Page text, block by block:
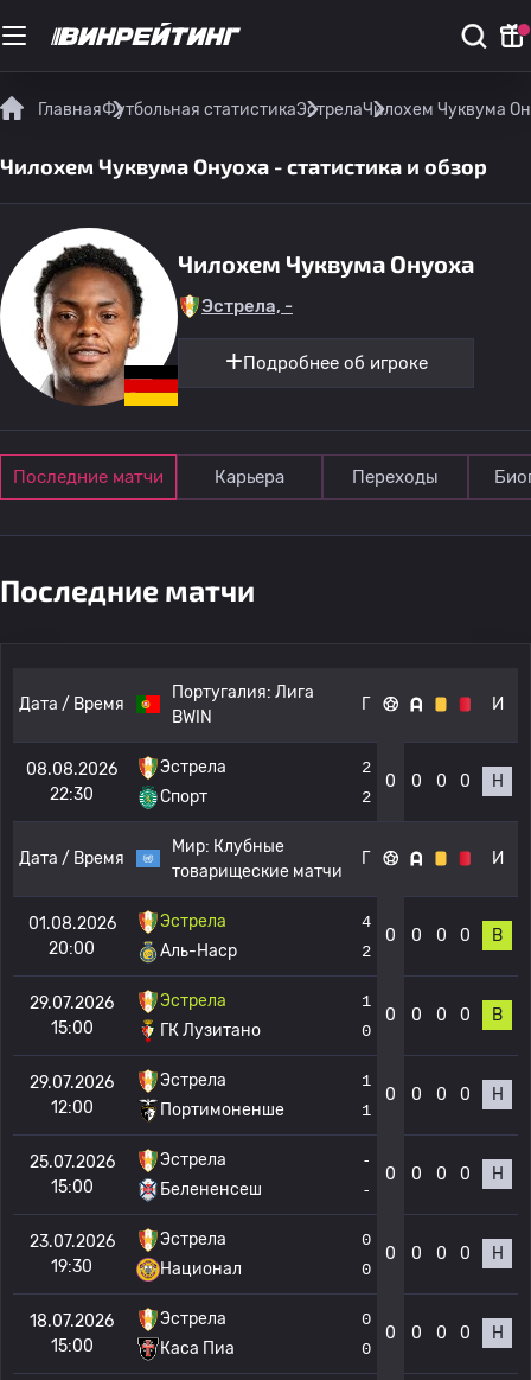
ГлавнаяФутбольная статистикаЭстрелаЧилохем Чуквума
Чилохем Чуквума Онуоха - статистика и обзор
Чилохем Чуквума Онуоха
Эстрела, -
Подробнее об игроке
Последние матчи Карьера Переходы
Последние матчи
Дата / Время
Португалия: Лига
BWIN
Г И
08.08.2026
22:30
Эстрела
Спорт
2
2
0 0 0 0 Н
Дата / Время
Мир: Клубные
товарищеские матчи
Г И
01.08.2026
20:00
Эстрела
Аль-Наср
4
2
0 0 0 0 В
29.07.2026
15:00
Эстрела
ГК Лузитано
1
0
0 0 0 0 В
29.07.2026
12:00
Эстрела
Портимоненше
1
1
0 0 0 0 Н
25.07.2026
15:00
Эстрела
Белененсеш
-
-
0 0 0 0 Н
23.07.2026
19:30
Эстрела
Национал
0
0
0 0 0 0 Н
18.07.2026
15:00
Эстрела
Каса Пиа
0
0
0 0 0 0 Н